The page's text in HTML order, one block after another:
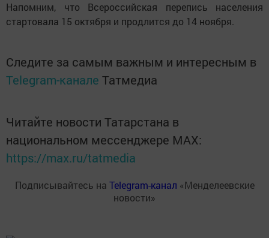
Напомним, что Всероссийская перепись населения
стартовала 15 октября и продлится до 14 ноября.
Следите за самым важным и интересным в
Telegram-канале Татмедиа
Читайте новости Татарстана в
национальном мессенджере MАХ:
https://max.ru/tatmedia
Подписывайтесь на Telegram-канал «Менделеевские
новости»